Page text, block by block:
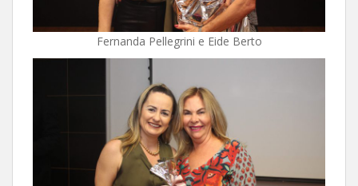
Fernanda Pellegrini e Eide Berto